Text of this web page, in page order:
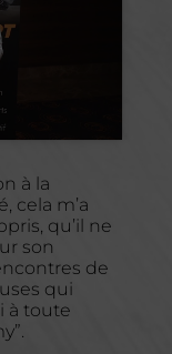
à la
cela m’a
qu’il ne
son
de
qui
à toute